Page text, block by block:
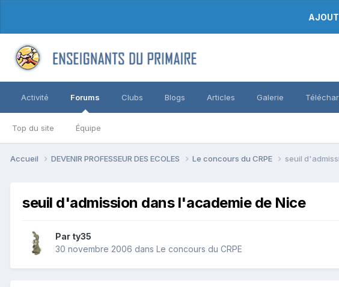
Activité Forums
Top du site Équipe
Clubs Blogs Articles Galerie
Accueil DEVENIR PROFESSEUR DES ECOLES Le concours du CRPE seuil
seuil d'admission dans l'academie de Nice
Par ty35
30 novembre 2006 dans Le concours du CRPE